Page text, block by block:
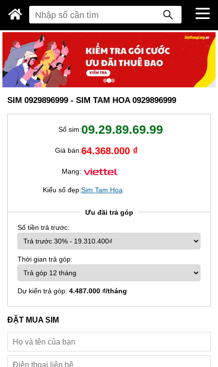
SIM 0929896999 - SIM TAM HOA 0929896999
Số sim:09.29.89.69.99
Giá bán:64.368.000 ₫
Mạng:
Kiểu số đẹp:Sim Tam Hoa
Ưu đãi trả góp
Số tiền trả trước:
Thời gian trả góp:
Dự kiến trả góp: 4.487.000 ₫/tháng
ĐẶT MUA SIM